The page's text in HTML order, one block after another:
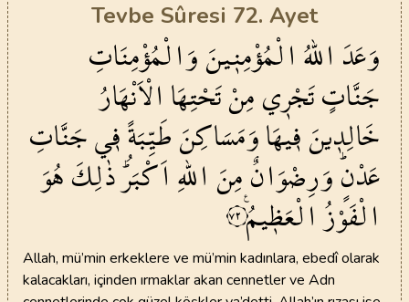
Tevbe Sûresi 72. Ayet
وَعَدَ اللّٰهُالْمُؤْمِن۪ينَوَالْمُؤْمِنَاتِ
جَنَّاتٍتَجْر۪يمِنْتَحْتِهَاالْاَنْهَارُ
خَالِد۪ينَف۪يهَاوَمَسَاكِنَطَيِّبَةًف۪يجَنَّاتِ
عَدْنٍۜوَرِضْوَانٌمِنَ اللّٰهِاَكْبَرُۜذٰلِكَهُوَ
الْفَوْزُالْعَظ۪يمُ۟٧٢
Allah, mü’min erkeklere ve mü’min kadınlara, ebedî olarak
kalacakları, içinden ırmaklar akan cennetler ve Adn